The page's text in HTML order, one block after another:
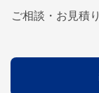
ご相談・お見積